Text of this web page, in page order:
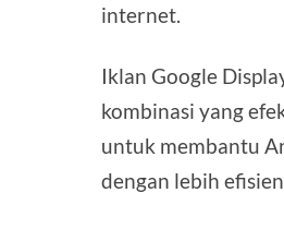
internet.
Iklan Google
kombinasi yang
untuk membantu
dengan lebih